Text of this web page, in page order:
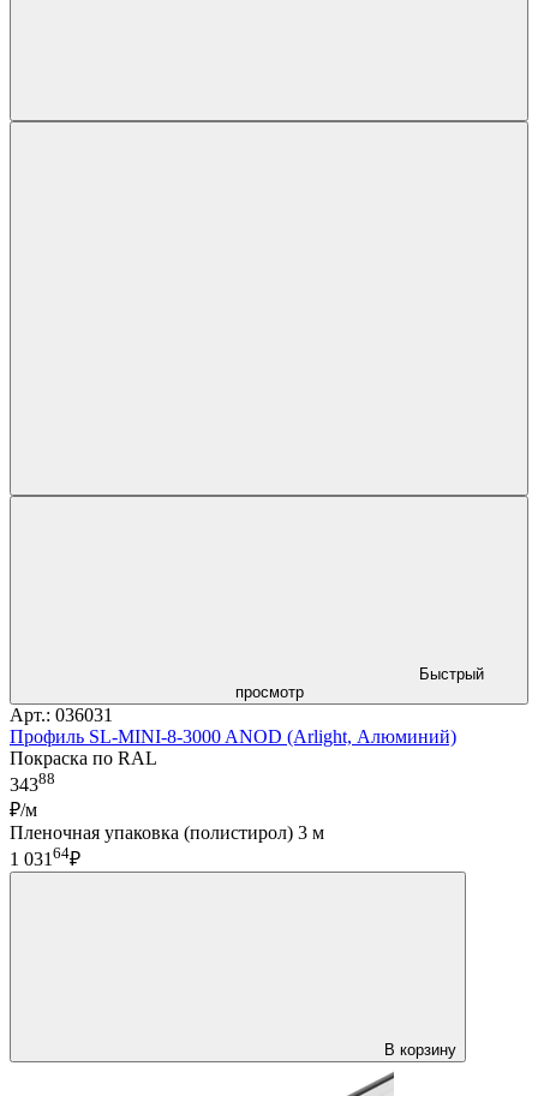
Быстрый
просмотр
Арт.: 036031
Профиль SL-MINI-8-3000 ANOD (Arlight, Алюминий)
Покраска по RAL
34388
₽/м
Пленочная упаковка (полистирол) 3 м
1 031 64₽
В корзину